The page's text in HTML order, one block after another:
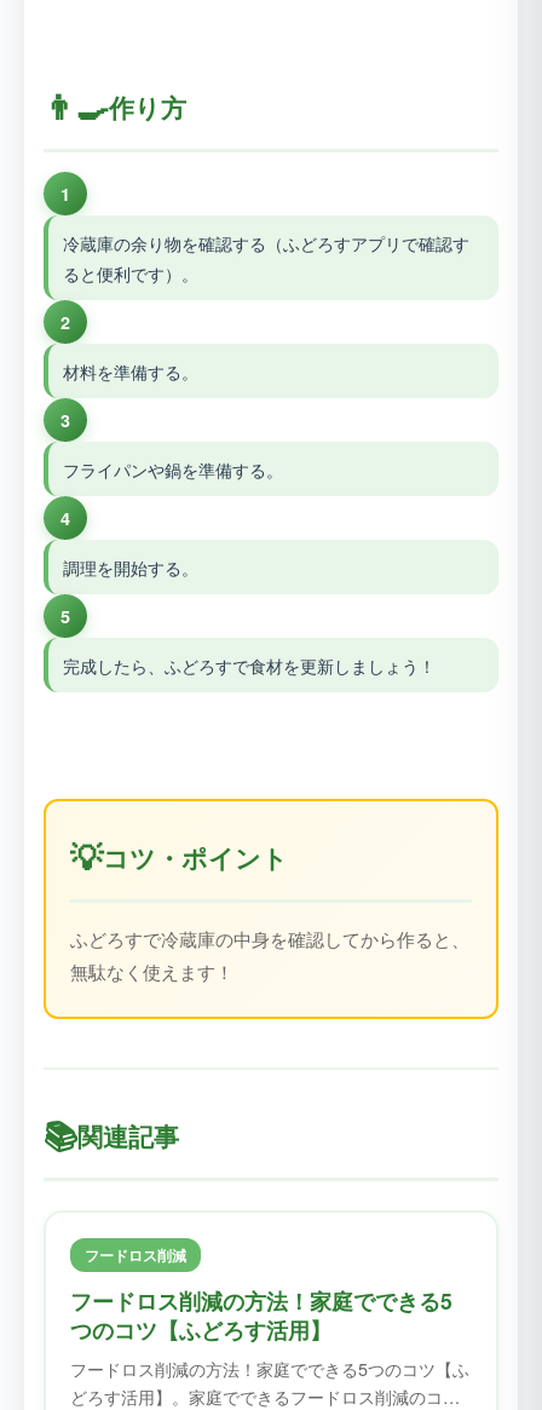
👨‍🍳作り方
1
冷蔵庫の余り物を確認する（ふどろすアプリで確認す
ると便利です）。
2
材料を準備する。
3
フライパンや鍋を準備する。
4
調理を開始する。
5
完成したら、ふどろすで食材を更新しましょう！
💡コツ・ポイント
ふどろすで冷蔵庫の中身を確認してから作ると、
無駄なく使えます！
📚関連記事
フードロス削減
フードロス削減の方法！家庭でできる5
つのコツ【ふどろす活用】
フードロス削減の方法！家庭でできる5つのコツ【ふ
どろす活用】。家庭でできるフードロス削減のコツ